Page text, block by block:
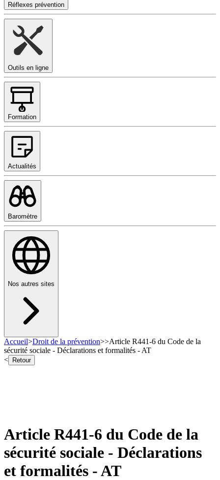
Réflexes prévention
Outils en ligne
Formation
Actualités
Baromètre
Nos autres sites
Accueil>Droit de la prévention>>Article R441-6 du Code de la
sécurité sociale - Déclarations et formalités - AT
<
Retour
Article R441-6 du Code de la
sécurité sociale - Déclarations
et formalités - AT